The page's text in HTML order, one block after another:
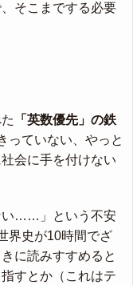
そこまでする必要
「英数優先」の鉄
っていない、やっと
会に手を付けない
い……」という不安
界史が10時間でざ
に読みすすめると
すとか（これはテ